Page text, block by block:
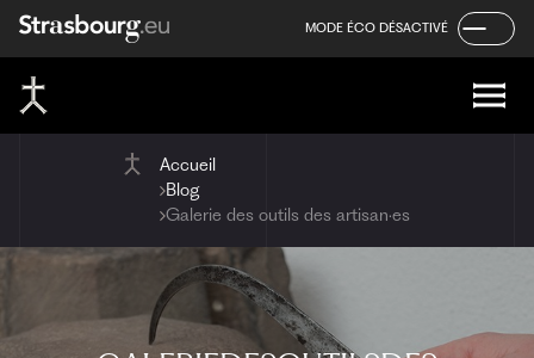
Aller
au
contenu
Aller
au
menu
Aller
au
pied
de
page
MODE ÉCO DÉSACTIVÉ
Accueil
Blog
Galerie des outils des artisan·es
Panneau de gestion des cookies